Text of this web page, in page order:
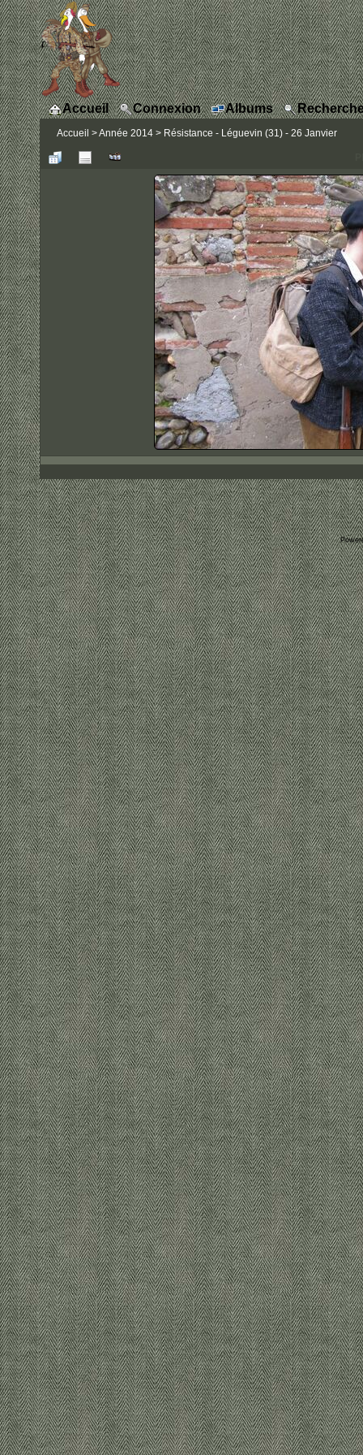
Accueil Connexion Albums
Accueil >Année 2014 > Résistance - Léguevin (31) - 26 Janvier